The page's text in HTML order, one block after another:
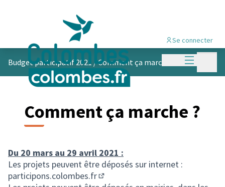
Menu
Se connecter
Budget participatif 2021 /Comment ça marche ?
Comment ça marche ?
Du 20 mars au 29 avril 2021 :
Les projets peuvent être déposés sur internet :
participons.colombes.fr
(S'ouvre dans un nouvel onglet)